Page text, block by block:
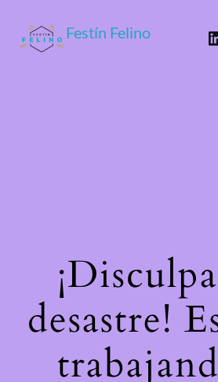
Festín Felino
desastre!